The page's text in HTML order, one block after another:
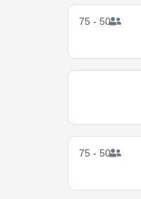
50 - 75
50 - 75